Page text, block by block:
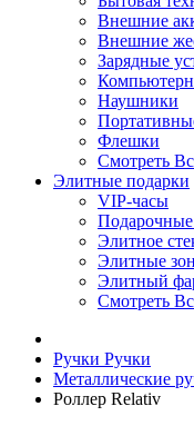
Внешние
Внешние
Зарядные
Наушники
Флешки
Смотреть
Элитные подарки
VIP-часы
Элитное
Элитные
Элитный
Смотреть
Ручки Ручки
Металлические
Роллер Relativ